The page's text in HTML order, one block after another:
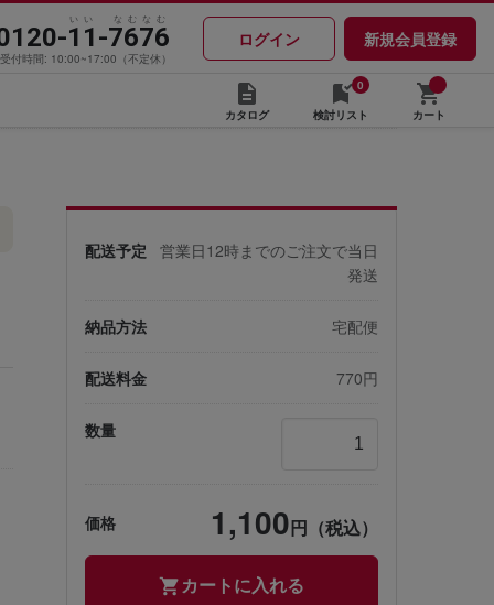
いい なむなむ
11-7676
受付時間: 10:00~17:00（不定休）
ログイン 新規会員登録
カタログ
0
検討リスト
カート
配送予定
営業日12時までのご注文で当日
発送
納品方法 宅配便
配送料金 770円
数量
価格 1,100円（税込）
カートに入れる